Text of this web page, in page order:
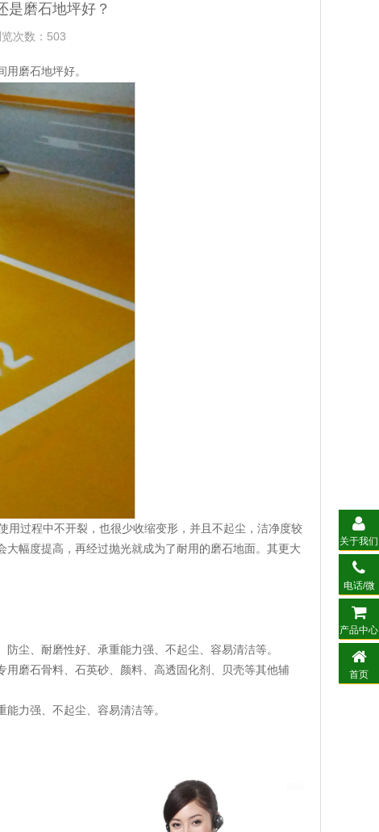
是磨石地坪好？
次数： 503
磨石地坪好。
过程中不开裂，也很少收缩变形，并且不起尘，洁净度较
幅度提高，再经过抛光就成为了耐用的磨石地面。其更大
尘、耐磨性好、承重能力强、不起尘、容易清洁等。
磨石骨料、石英砂、颜料、高透固化剂、贝壳等其他辅
力强、不起尘、容易清洁等。
关于我们
电话/微
信
产品中心
首页